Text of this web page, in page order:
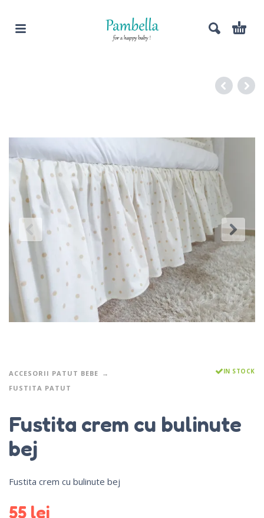
ACCESORII PATUT BEBE
FUSTITA PATUT
IN STOCK
Fustita crem cu bulinute
bej
Fustita crem cu bulinute bej
55 lei